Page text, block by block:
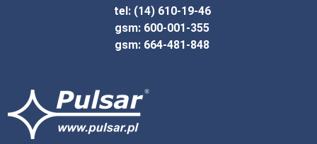
tel: (14) 610-19-46
gsm: 600-001-355
gsm: 664-481-848